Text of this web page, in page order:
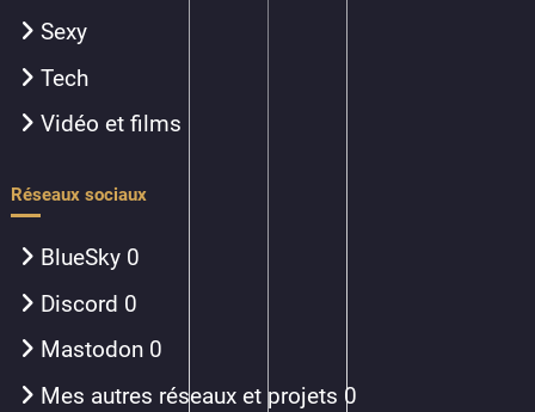
Sexy
Tech
Vidéo et films
Réseaux sociaux
BlueSky 0
Discord 0
Mastodon 0
Mes autres réseaux et projets 0